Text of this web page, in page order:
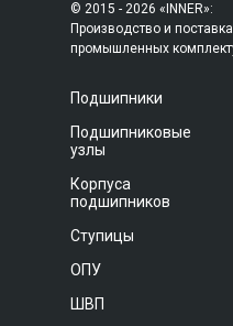
© 2015 - 2026 «INNER»:
Производство и поставка
промышленных
Подшипники
Подшипниковые
узлы
Корпуса
подшипников
Ступицы
ОПУ
ШВП